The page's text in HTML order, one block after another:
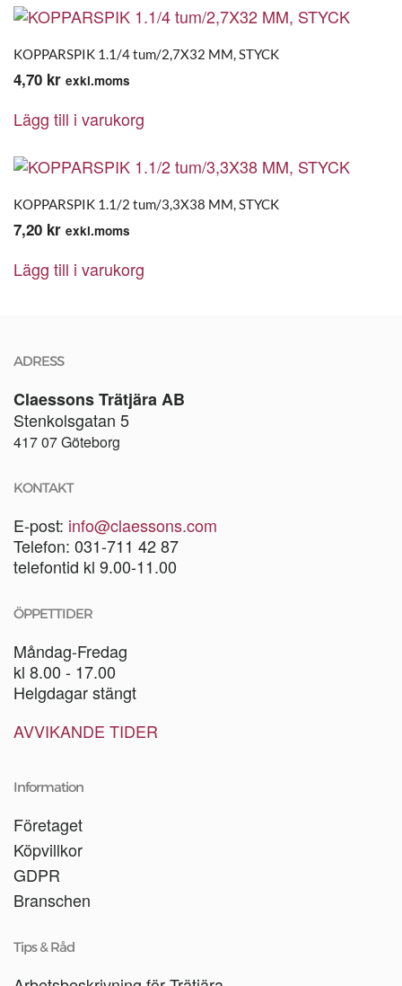
KOPPARSPIK 1.1/4 tum/2,7X32 MM, STYCK
4,70 kr exkl.moms
Lägg till i varukorg
KOPPARSPIK 1.1/2 tum/3,3X38 MM, STYCK
7,20 kr exkl.moms
Lägg till i varukorg
ADRESS
Claessons Trätjära AB
Stenkolsgatan 5
417 07 Göteborg
KONTAKT
E-post: info@claessons.com
Telefon: 031-711 42 87
telefontid kl 9.00-11.00
ÖPPETTIDER
Måndag-Fredag
kl 8.00 - 17.00
Helgdagar stängt
AVVIKANDE TIDER
Information
Företaget
Köpvillkor
GDPR
Branschen
Tips & Råd